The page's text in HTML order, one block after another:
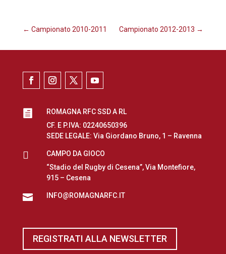
← Campionato 2010-2011 Campionato 2012-2013 →

ROMAGNA RFC SSD A RL
CF. E P.IVA: 02240650396
SEDE LEGALE: Via Giordano Bruno, 1 – Ravenna

CAMPO DA GIOCO
“Stadio del Rugby di Cesena”, Via Montefiore,
915 – Cesena
 INFO@ROMAGNARFC.IT
REGISTRATI ALLA NEWSLETTER